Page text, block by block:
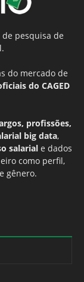
pesquisa de
do mercado de
do CAGED
profissões,
big data,
salarial e dados
como perfil,
gênero.